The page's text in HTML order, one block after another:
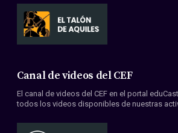
Canal de videos del CEF
El canal de videos del CEF en el portal
todos los videos disponibles de nuestras